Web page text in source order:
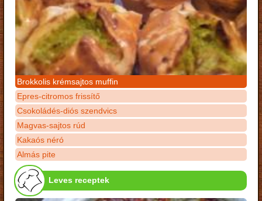
Brokkolis krémsajtos muffin
Epres-citromos frissítő
Csokoládés-diós szendvics
Magvas-sajtos rúd
Kakaós néró
Almás pite
Leves receptek